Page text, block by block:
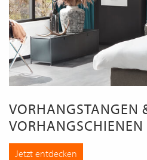
VORHANGSTANGEN
VORHANGSCHIENEN
Jetzt entdecken